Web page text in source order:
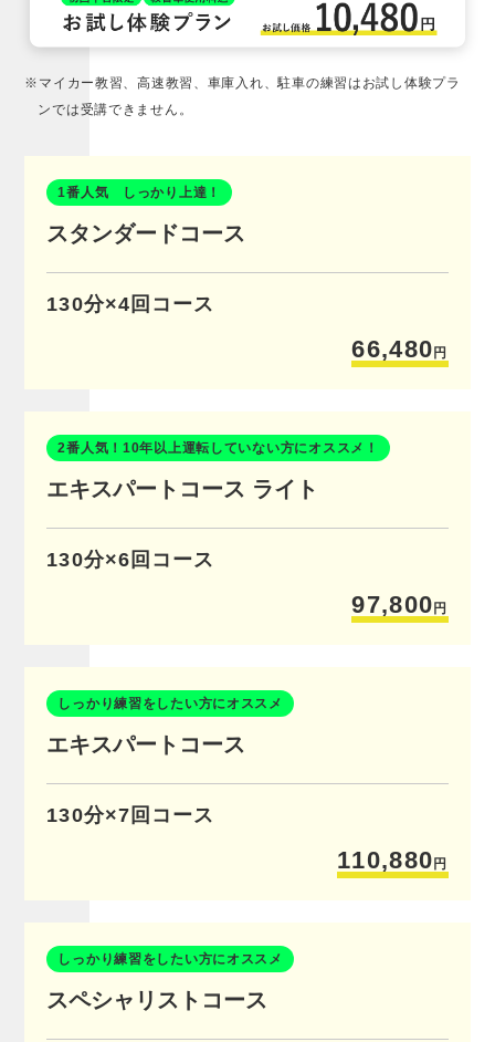
※マイカー教習、高速教習、車庫入れ、駐車の練習はお試し体験プラ
ンでは受講できません。
1番人気 しっかり上達！
スタンダードコース
130分×4回コース
66,480 円
2番人気！10年以上運転していない方にオススメ！
エキスパートコース ライト
130分×6回コース
97,800 円
しっかり練習をしたい方にオススメ
エキスパートコース
130分×7回コース
110,880 円
しっかり練習をしたい方にオススメ
スペシャリストコース